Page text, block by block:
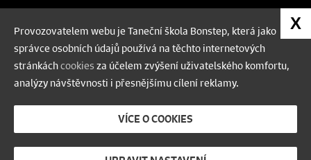
Pokud chcete dostávat informace,
níže uveďte svůj e-mail:
Provozovatelem webu je Taneční škola Bonstep, která jako
správce osobních údajů používá na těchto internetových
stránkáchcookies za účelem zvýšení uživatelského komfortu,
analýzy návštěvnosti i přesnějšímu cílení reklamy.
VÍCE O COOKIES
X